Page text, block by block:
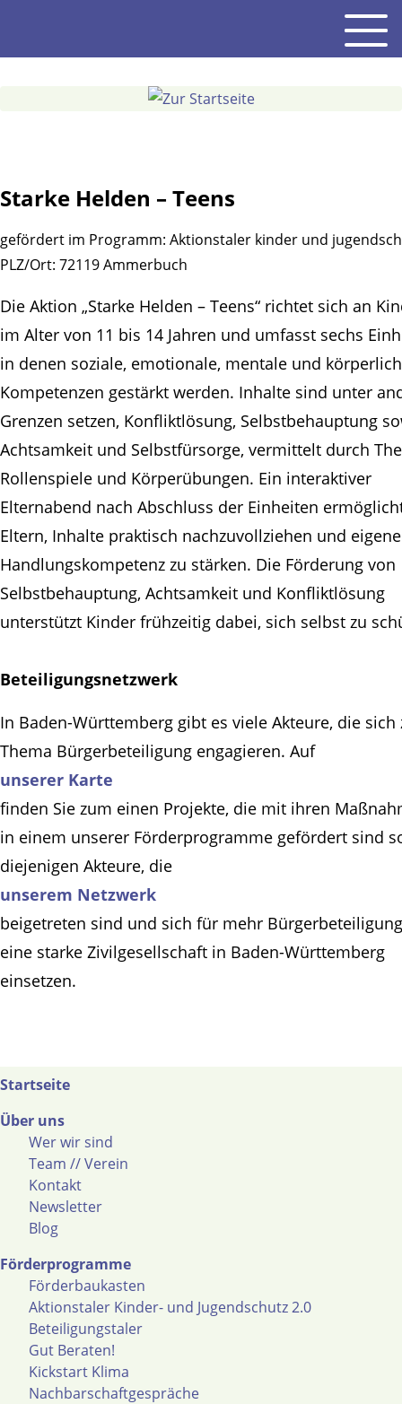
Inhalt
Starke Helden – Teens
gefördert im Programm: Aktionstaler kinder und
PLZ/Ort: 72119 Ammerbuch
Die Aktion „Starke Helden – Teens“ richtet sich an
im Alter von 11 bis 14 Jahren und umfasst sechs
in denen soziale, emotionale, mentale und
Kompetenzen gestärkt werden. Inhalte sind unter
Grenzen setzen, Konfliktlösung, Selbstbehauptung
Achtsamkeit und Selbstfürsorge, vermittelt durch
Rollenspiele und Körperübungen. Ein interaktiver
Elternabend nach Abschluss der Einheiten
Eltern, Inhalte praktisch nachzuvollziehen und eigene
Handlungskompetenz zu stärken. Die Förderung von
Selbstbehauptung, Achtsamkeit und Konfliktlösung
unterstützt Kinder frühzeitig dabei, sich selbst zu
Beteiligungsnetzwerk
In Baden-Württemberg gibt es viele Akteure, die sich
Thema Bürgerbeteiligung engagieren. Auf
unserer Karte
finden Sie zum einen Projekte, die mit ihren
in einem unserer Förderprogramme gefördert sind
diejenigen Akteure, die
unserem Netzwerk
beigetreten sind und sich für mehr
eine starke Zivilgesellschaft in Baden-Württemberg
einsetzen.
Startseite
Über uns
Wer wir sind
Team // Verein
Kontakt
Newsletter
Blog
Förderprogramme
Förderbaukasten
Aktionstaler Kinder- und Jugendschutz 2.0
Beteiligungstaler
Gut Beraten!
Kickstart Klima
Nachbarschaftgespräche